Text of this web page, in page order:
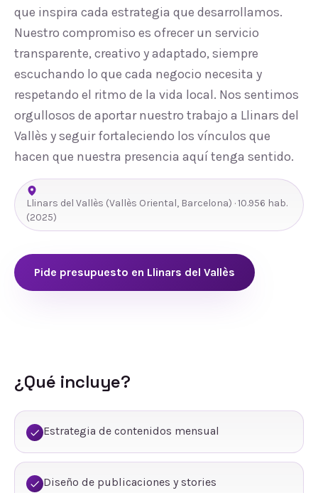
que inspira cada estrategia que desarrollamos.
Nuestro compromiso es ofrecer un servicio
transparente, creativo y adaptado, siempre
escuchando lo que cada negocio necesita y
respetando el ritmo de la vida local. Nos sentimos
orgullosos de aportar nuestro trabajo a Llinars del
Vallès y seguir fortaleciendo los vínculos que
hacen que nuestra presencia aquí tenga sentido.
Llinars del Vallès (Vallès Oriental, Barcelona) ·10.956 hab.
(2025)
Pide presupuesto en Llinars del Vallès
¿Qué incluye?
Estrategia de contenidos mensual
Diseño de publicaciones y stories